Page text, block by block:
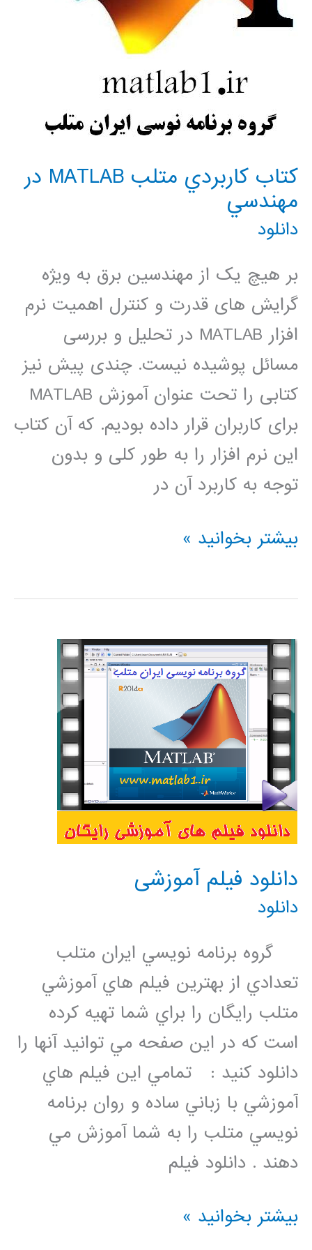
كتاب كاربردي متلب MATLAB در
مهندسي
دانلود
بر هیچ یک از مهندسین برق به ویژه
گرایش های قدرت و کنترل اهمیت نرم
افزار MATLAB در تحلیل و بررسی
مسائل پوشیده نیست. چندی پیش نیز
کتابی را تحت عنوان آموزش MATLAB
برای کاربران قرار داده بودیم. که آن کتاب
این نرم افزار را به طور کلی و بدون
توجه به کاربرد آن در
كتاب
متلب
در
مهندسي
بیشتر بخوانید »
دانلود فیلم آموزشی
دانلود
گروه برنامه نويسي ايران متلب
تعدادي از بهترين فيلم هاي آموزشي
متلب رايگان را براي شما تهيه کرده
است که در اين صفحه مي توانيد آنها را
دانلود کنيد : تمامي اين فيلم هاي
آموزشي با زباني ساده و روان برنامه
نويسي متلب را به شما آموزش مي
دهند . دانلود فيلم
دانلود
بیشتر بخوانید »